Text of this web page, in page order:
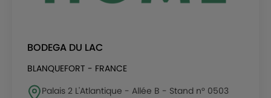
BODEGA DU LAC
BLANQUEFORT - FRANCE
Palais 2 L'Atlantique - Allée B - Stand n° 0503